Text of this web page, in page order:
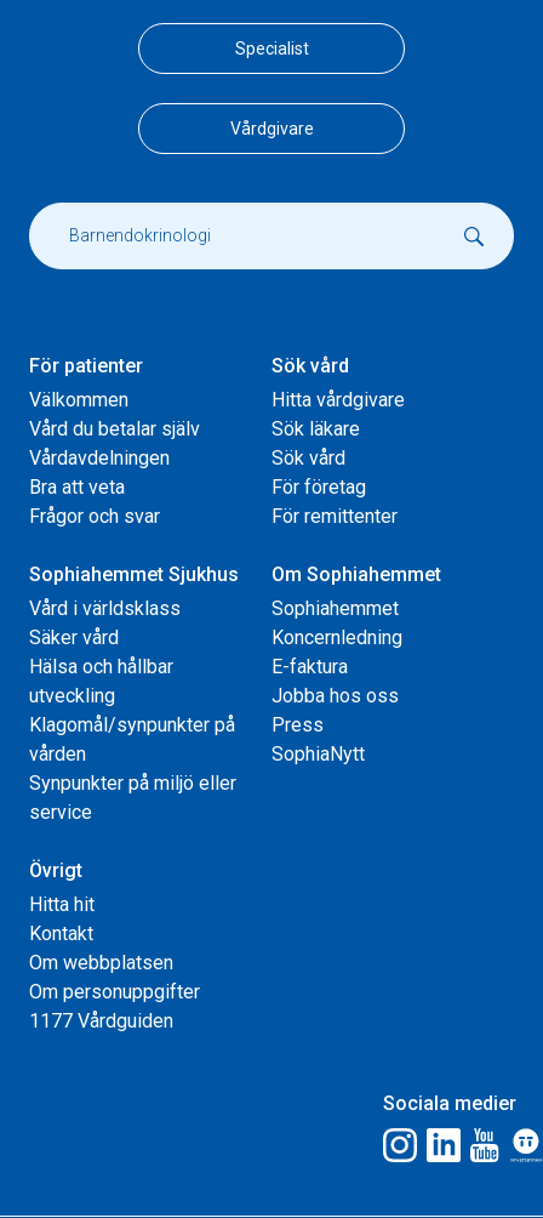
Specialist
Vårdgivare
För patienter
Välkommen
Vård du betalar själv
Vårdavdelningen
Bra att veta
Frågor och svar
Sök vård
Hitta vårdgivare
Sök läkare
Sök vård
För företag
För remittenter
Sophiahemmet Sjukhus
Vård i världsklass
Säker vård
Hälsa och hållbar
utveckling
Klagomål/synpunkter på
vården
Synpunkter på miljö eller
service
Om Sophiahemmet
Sophiahemmet
Koncernledning
E-faktura
Jobba hos oss
Press
SophiaNytt
Övrigt
Hitta hit
Kontakt
Om webbplatsen
Om personuppgifter
1177 Vårdguiden
Sociala medier